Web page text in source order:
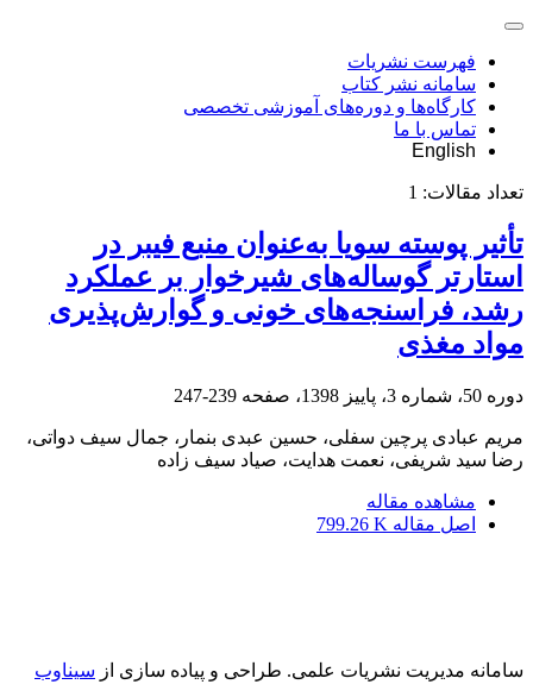
فهرست نشریات
سامانه نشر کتاب
کارگاه‌ها و دوره‌های آموزشی تخصصی
تماس با ما
English
تعداد مقالات: 1
تأثیر پوسته سویا به‌عنوان منبع فیبر در
استارتر گوساله‌های شیرخوار بر عملکرد
رشد، فراسنجه‌های خونی و گوارش‌پذیری
مواد مغذی
دوره 50، شماره 3، پاییز 1398، صفحه 239-247
مریم عبادی پرچین سفلی، حسین عبدی بنمار، جمال سیف دواتی،
رضا سید شریفی، نعمت هدایت، صیاد سیف زاده
مشاهده مقاله
اصل مقاله 799.26 K
سامانه مدیریت نشریات علمی. طراحی و پیاده سازی از سیناوب